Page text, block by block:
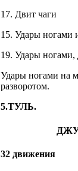
17. Двит чаги
15. Удары ногами
19. Удары ногами,
Удары ногами на
разворотом.
5.ТУЛЬ.
32 движения